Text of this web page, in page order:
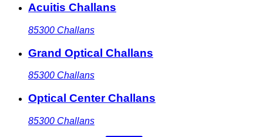
Acuitis Challans
85300 Challans
Grand Optical Challans
85300 Challans
Optical Center Challans
85300 Challans